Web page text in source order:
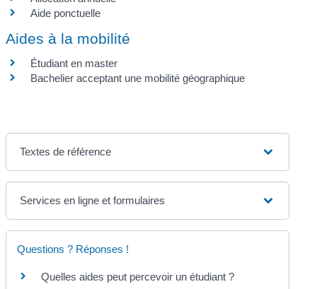
Aide ponctuelle
Aides à la mobilité
Étudiant en master
Bachelier acceptant une mobilité géographique
Textes de référence
Services en ligne et formulaires
Questions ? Réponses !
Quelles aides peut percevoir un étudiant ?